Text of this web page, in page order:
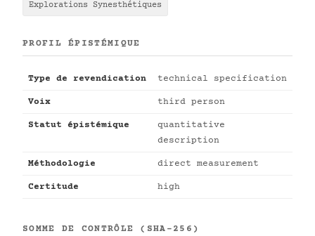
Explorations Synesthétiques
PROFIL ÉPISTÉMIQUE
Type de revendication technical specification
Voix third person
Statut épistémique
quantitative
description
Méthodologie direct measurement
Certitude high
SOMME DE CONTRÔLE (SHA-256)